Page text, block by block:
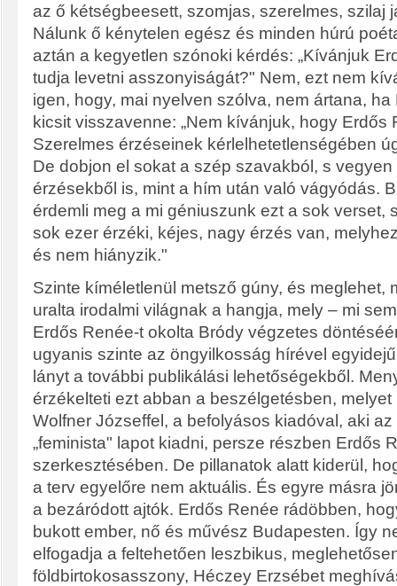
az ő kétségbeesett, szomjas, szerelmes, szilaj
Nálunk ő kénytelen egész és minden húrú
aztán a kegyetlen szónoki kérdés: „Kívánjuk
tudja levetni asszonyiságát?" Nem, ezt nem
igen, hogy, mai nyelven szólva, nem ártana,
kicsit visszavenne: „Nem kívánjuk, hogy Erdős
Szerelmes érzéseinek kérlelhetetlenségében
De dobjon el sokat a szép szavakból, s
érzésekből is, mint a hím után való vágyódás.
érdemli meg a mi géniuszunk ezt a sok verset,
sok ezer érzéki, kéjes, nagy érzés van,
és nem hiányzik."
Szinte kíméletlenül metsző gúny, és meglehet,
uralta irodalmi világnak a hangja, mely – mi
Erdős Renée-t okolta Bródy végzetes
ugyanis szinte az öngyilkosság hírével
lányt a további publikálási lehetőségekből.
érzékelteti ezt abban a beszélgetésben, melyet
Wolfner Józseffel, a befolyásos kiadóval, aki az
„feminista" lapot kiadni, persze részben Erdős
szerkesztésében. De pillanatok alatt kiderül,
a terv egyelőre nem aktuális. És egyre másra
a bezáródott ajtók. Erdős Renée rádöbben,
bukott ember, nő és művész Budapesten. Így
elfogadja a feltehetően leszbikus,
földbirtokosasszony, Héczey Erzsébet